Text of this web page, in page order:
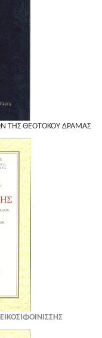
ΤΗΣ ΘΕΟΤΟΚΟΥ ΔΡΑΜΑΣ